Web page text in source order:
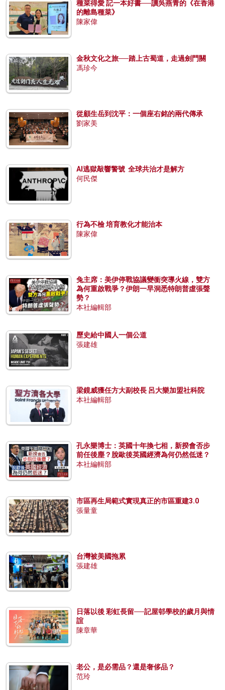
種菜得愛 記一本好書──讀吳燕青的《在香港
的離島種菜》
陳家偉
金秋文化之旅──踏上古蜀道，走過劍門關
馮珍今
從顧生岳到沈平：一個座右銘的兩代傳承
劉家美
AI逃獄敲響警號 全球共治才是解方
何民傑
行為不檢 培育教化才能治本
陳家偉
兔主席：美伊停戰協議變衝突導火線，雙方
為何重啟戰爭？伊朗一早洞悉特朗普虛張聲
勢？
本社編輯部
歷史給中國人一個公道
張建雄
梁鏡威獲任方大副校長 呂大樂加盟社科院
本社編輯部
孔永樂博士：英國十年換七相，新揆會否步
前任後塵？脫歐後英國經濟為何仍然低迷？
本社編輯部
市區再生局範式實現真正的市區重建3.0
張量童
台灣被美國拖累
張建雄
日落以後 彩虹長留──記屋邨學校的歲月與情
誼
陳章華
老公，是必需品？還是奢侈品？
范玲